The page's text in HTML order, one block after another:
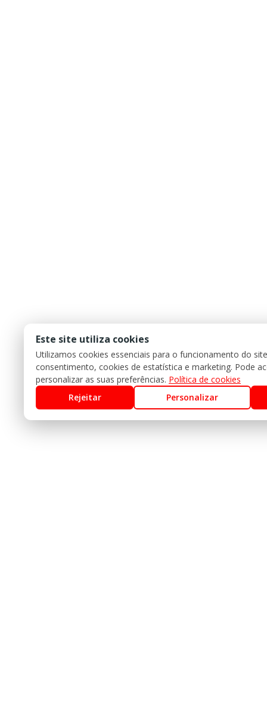
Este site utiliza cookies
Utilizamos cookies essenciais para o funcionamento do
consentimento, cookies de estatística e marketing. Pode
personalizar as suas preferências. Política de cookies
Rejeitar
Personalizar